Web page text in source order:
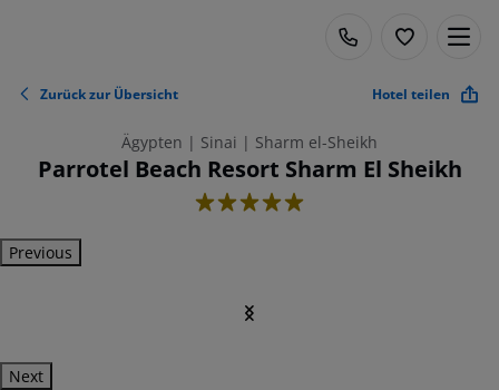
Zurück zur Übersicht Hotel teilen
Ägypten | Sinai | Sharm el-Sheikh
Parrotel Beach Resort Sharm El Sheikh
5
Previous
Next